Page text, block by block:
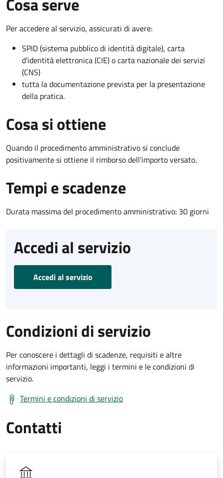
Per accedere al servizio, assicurati di avere:
SPID (sistema pubblico di identità digitale), carta
d’identità elettronica (CIE) o carta nazionale dei servizi
(CNS)
tutta la documentazione prevista per la presentazione
della pratica.
Cosa si ottiene
Quando il procedimento amministrativo si conclude
positivamente si ottiene il rimborso dell'importo versato.
Tempi e scadenze
Durata massima del procedimento amministrativo: 30 giorni
Accedi al servizio
Accedi al servizio
Condizioni di servizio
Per conoscere i dettagli di scadenze, requisiti e altre
informazioni importanti, leggi i termini e le condizioni di
servizio.
Termini e condizioni di servizio
Contatti